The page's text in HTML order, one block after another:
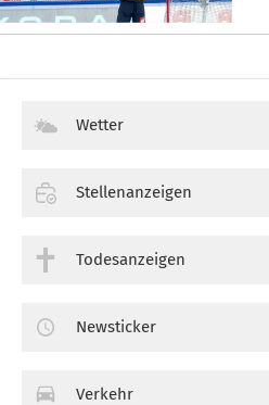
Wetter
Stellenanzeigen
Todesanzeigen
Newsticker
Verkehr